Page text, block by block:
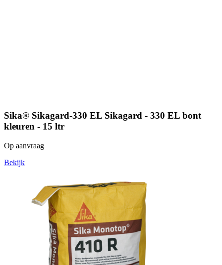
Sika® Sikagard-330 EL Sikagard - 330 EL bont
kleuren - 15 ltr
Op aanvraag
Bekijk